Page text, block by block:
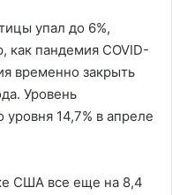
упал до 6%,
как пандемия COVID-
временно закрыть
Уровень
14,7% в апреле
США все еще на 8,4